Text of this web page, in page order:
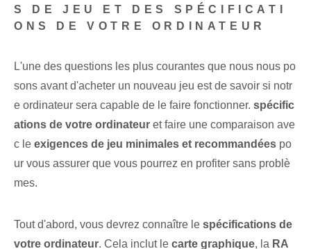
S DE JEU ET DES SPÉCIFICATI
ONS DE VOTRE ORDINATEUR
L'une des questions les plus courantes que nous nous po
sons avant d'acheter un nouveau jeu est de savoir si notr
e ordinateur sera capable de le faire fonctionner. spécific
ations de votre ordinateur et faire une comparaison ave
c ⁢le exigences de jeu minimales et recommandées po
ur vous assurer que vous pourrez en profiter sans ⁤problè
mes.
Tout d'abord, vous devrez connaître le spécifications de
votre ordinateur.‌ Cela inclut le carte graphique, la RA